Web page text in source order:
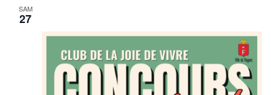
SAM
27